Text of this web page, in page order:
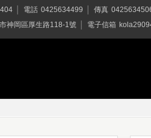
電話 0425634499 傳真
神岡區厚生路118-1號 電子信箱